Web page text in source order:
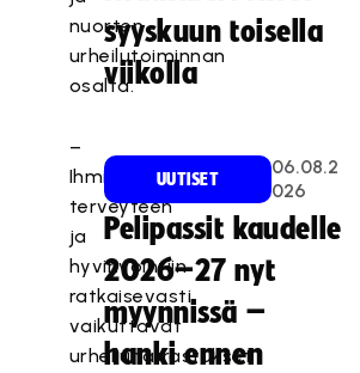
nuorten
urheilutoiminnan
osalta.
–
Ihmisten
terveyteen
ja
hyvinvointiin
ratkaisevasti
vaikuttavat
urheiluharrastukset
syyskuun toisella
viikolla
UUTISET
06.08.2
026
Pelipassit kaudelle
2026–27 nyt
myynnissä –
hanki ennen